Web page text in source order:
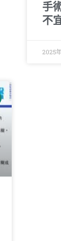
手
不
2025